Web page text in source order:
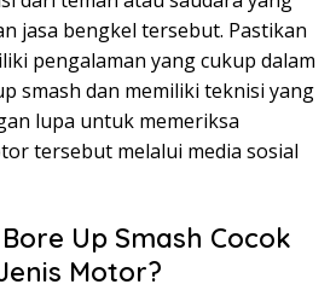
jasa bengkel tersebut. Pastikan
pengalaman yang cukup dalam
smash dan memiliki teknisi yang
lupa untuk memeriksa
tersebut melalui media sosial
Up Smash Cocok
Motor?